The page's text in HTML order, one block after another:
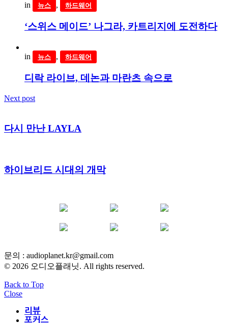
in 뉴스 , 하드웨어
‘스위스 메이드’ 나그라, 카트리지에 도전하다
in 뉴스 , 하드웨어
디락 라이브, 데논과 마란츠 속으로
Next post
다시 만난 LAYLA
하이브리드 시대의 개막
문의 : audioplanet.kr@gmail.com
© 2026 오디오플래닛. All rights reserved.
Back to Top
Close
리뷰
포커스